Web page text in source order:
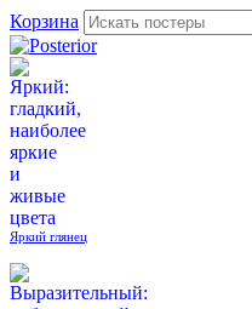
Корзина
Яркий глянец